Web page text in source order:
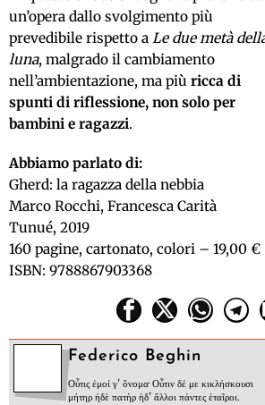
un’opera dallo svolgimento più
prevedibile rispetto a Le due metà
luna, malgrado il cambiamento
nell’ambientazione, ma più ricca di
spunti di riflessione, non solo per
bambini e ragazzi.
Abbiamo parlato di:
Gherd: la ragazza della nebbia
Marco Rocchi, Francesca Carità
Tunué, 2019
160 pagine, cartonato, colori – 19,00 €
ISBN: 9788867903368
Federico Beghin
Οὖτις ἐμοί γ' ὄνομα· Οὖτιν δέ με κικλήσκουσι
μήτηρ ἠδὲ πατὴρ ἠδ' ἄλλοι πάντες ἑταῖροι.